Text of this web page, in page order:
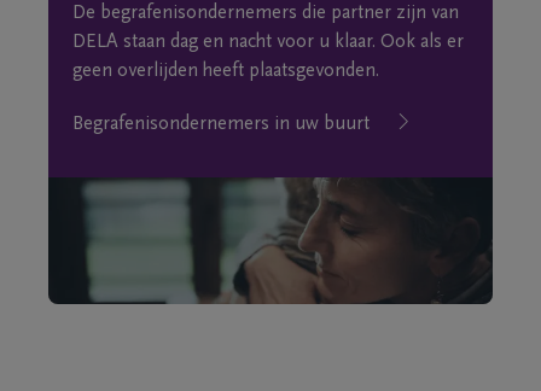
De begrafenisondernemers die partner zijn van
DELA staan dag en nacht voor u klaar. Ook als er
geen overlijden heeft plaatsgevonden.
Begrafenisondernemers in uw buurt